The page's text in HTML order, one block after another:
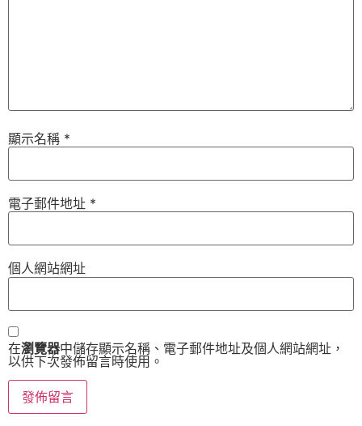
顯示名稱 *
電子郵件地址 *
個人網站網址
在瀏覽器中儲存顯示名稱、電子郵件地址及個人網站網址，
以供下次發佈留言時使用。